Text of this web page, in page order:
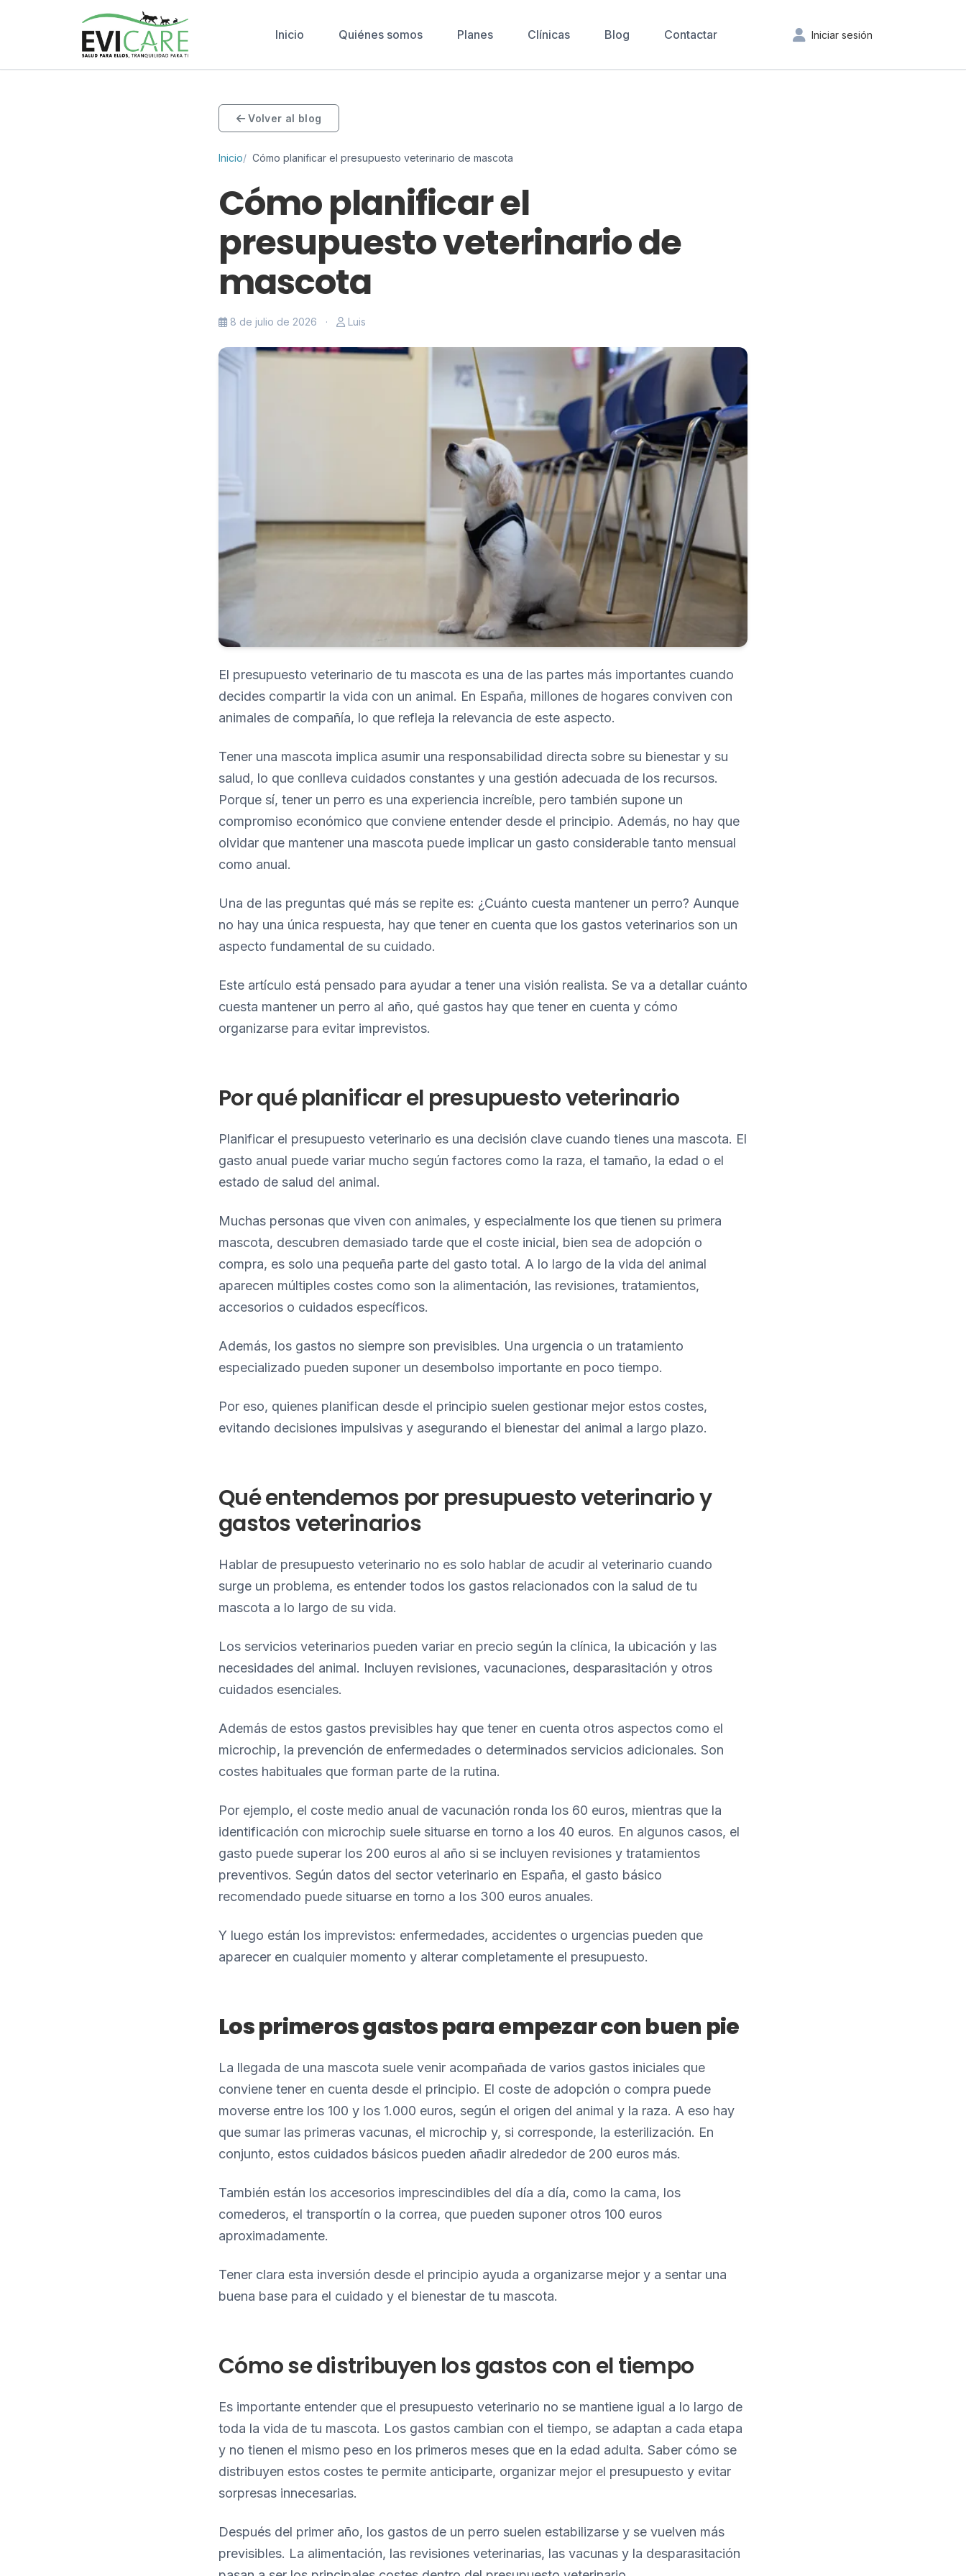
Inicio Quiénes somos Planes Clínicas Blog Contactar Iniciar sesión
Volver al blog
Inicio Cómo planificar el presupuesto veterinario de mascota
Cómo planificar el
presupuesto veterinario de
mascota
8 de julio de 2026 · Luis
El presupuesto veterinario de tu mascota es una de las partes más importantes cuando
decides compartir la vida con un animal. En España, millones de hogares conviven con
animales de compañía, lo que refleja la relevancia de este aspecto.
Tener una mascota implica asumir una responsabilidad directa sobre su bienestar y su
salud, lo que conlleva cuidados constantes y una gestión adecuada de los recursos.
Porque sí, tener un perro es una experiencia increíble, pero también supone un
compromiso económico que conviene entender desde el principio. Además, no hay que
olvidar que mantener una mascota puede implicar un gasto considerable tanto mensual
como anual.
Una de las preguntas qué más se repite es: ¿Cuánto cuesta mantener un perro? Aunque
no hay una única respuesta, hay que tener en cuenta que los gastos veterinarios son un
aspecto fundamental de su cuidado.
Este artículo está pensado para ayudar a tener una visión realista. Se va a detallar cuánto
cuesta mantener un perro al año, qué gastos hay que tener en cuenta y cómo
organizarse para evitar imprevistos.
Por qué planificar el presupuesto veterinario
Planificar el presupuesto veterinario es una decisión clave cuando tienes una mascota. El
gasto anual puede variar mucho según factores como la raza, el tamaño, la edad o el
estado de salud del animal.
Muchas personas que viven con animales, y especialmente los que tienen su primera
mascota, descubren demasiado tarde que el coste inicial, bien sea de adopción o
compra, es solo una pequeña parte del gasto total. A lo largo de la vida del animal
aparecen múltiples costes como son la alimentación, las revisiones, tratamientos,
accesorios o cuidados específicos.
Además, los gastos no siempre son previsibles. Una urgencia o un tratamiento
especializado pueden suponer un desembolso importante en poco tiempo.
Por eso, quienes planifican desde el principio suelen gestionar mejor estos costes,
evitando decisiones impulsivas y asegurando el bienestar del animal a largo plazo.
Qué entendemos por presupuesto veterinario y
gastos veterinarios
Hablar de presupuesto veterinario no es solo hablar de acudir al veterinario cuando
surge un problema, es entender todos los gastos relacionados con la salud de tu
mascota a lo largo de su vida.
Los servicios veterinarios pueden variar en precio según la clínica, la ubicación y las
necesidades del animal. Incluyen revisiones, vacunaciones, desparasitación y otros
cuidados esenciales.
Además de estos gastos previsibles hay que tener en cuenta otros aspectos como el
microchip, la prevención de enfermedades o determinados servicios adicionales. Son
costes habituales que forman parte de la rutina.
Por ejemplo, el coste medio anual de vacunación ronda los 60 euros, mientras que la
identificación con microchip suele situarse en torno a los 40 euros. En algunos casos, el
gasto puede superar los 200 euros al año si se incluyen revisiones y tratamientos
preventivos. Según datos del sector veterinario en España, el gasto básico
recomendado puede situarse en torno a los 300 euros anuales.
Y luego están los imprevistos: enfermedades, accidentes o urgencias pueden que
aparecer en cualquier momento y alterar completamente el presupuesto.
Los primeros gastos para empezar con buen pie
La llegada de una mascota suele venir acompañada de varios gastos iniciales que
conviene tener en cuenta desde el principio. El coste de adopción o compra puede
moverse entre los 100 y los 1.000 euros, según el origen del animal y la raza. A eso hay
que sumar las primeras vacunas, el microchip y, si corresponde, la esterilización. En
conjunto, estos cuidados básicos pueden añadir alrededor de 200 euros más.
También están los accesorios imprescindibles del día a día, como la cama, los
comederos, el transportín o la correa, que pueden suponer otros 100 euros
aproximadamente.
Tener clara esta inversión desde el principio ayuda a organizarse mejor y a sentar una
buena base para el cuidado y el bienestar de tu mascota.
Cómo se distribuyen los gastos con el tiempo
Es importante entender que el presupuesto veterinario no se mantiene igual a lo largo de
toda la vida de tu mascota. Los gastos cambian con el tiempo, se adaptan a cada etapa
y no tienen el mismo peso en los primeros meses que en la edad adulta. Saber cómo se
distribuyen estos costes te permite anticiparte, organizar mejor el presupuesto y evitar
sorpresas innecesarias.
Después del primer año, los gastos de un perro suelen estabilizarse y se vuelven más
previsibles. La alimentación, las revisiones veterinarias, las vacunas y la desparasitación